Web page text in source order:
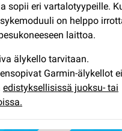
sopii eri vartalotyypeille.
on helppo
laittoa.
älykello tarvitaan.
Garmin-älykellot
edistyksellisissä juoksu- tai